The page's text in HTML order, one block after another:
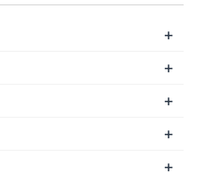
+
+
+
+
+